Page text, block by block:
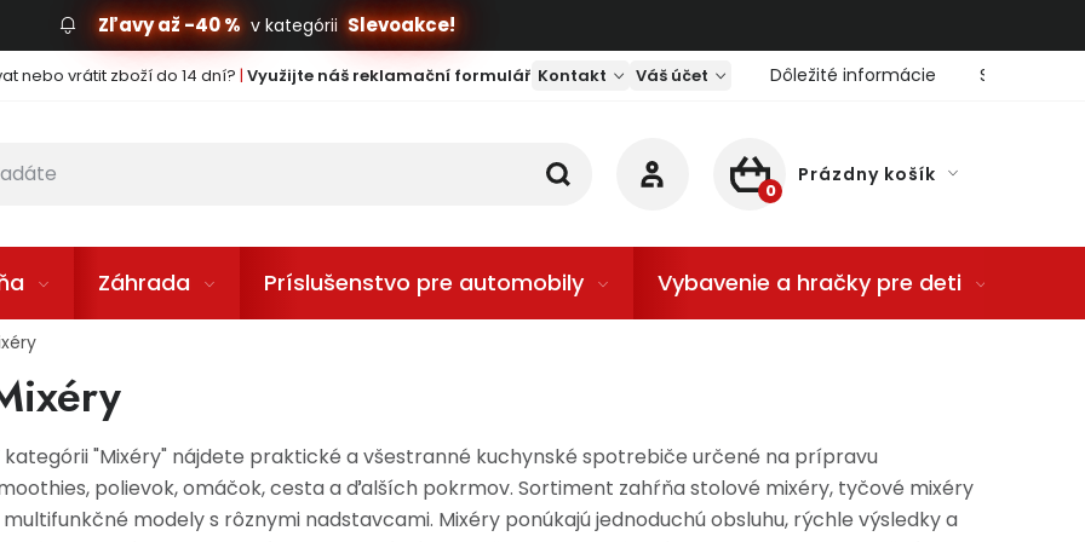
Zľavy až -40 % v kategórii Slevoakce!
nebo vrátit zboží do 14 dní? | Využijte náš reklamační formulář Kontakt Váš účet Dôležité informácie Servis
NÁKUPNÝ KOŠÍK
Prázdny košík
Záhrada Príslušenstvo pre automobily Vybavenie a hračky pre deti
kategórii "Mixéry" nájdete praktické a všestranné kuchynské spotrebiče určené na prípravu
polievok, omáčok, cesta a ďalších pokrmov. Sortiment zahŕňa stolové mixéry, tyčové mixéry
modely s rôznymi nadstavcami. Mixéry ponúkajú jednoduchú obsluhu, rýchle výsledky a